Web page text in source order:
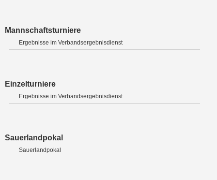
Mannschaftsturniere
Ergebnisse im Verbandsergebnisdienst
Einzelturniere
Ergebnisse im Verbandsergebnisdienst
Sauerlandpokal
Sauerlandpokal